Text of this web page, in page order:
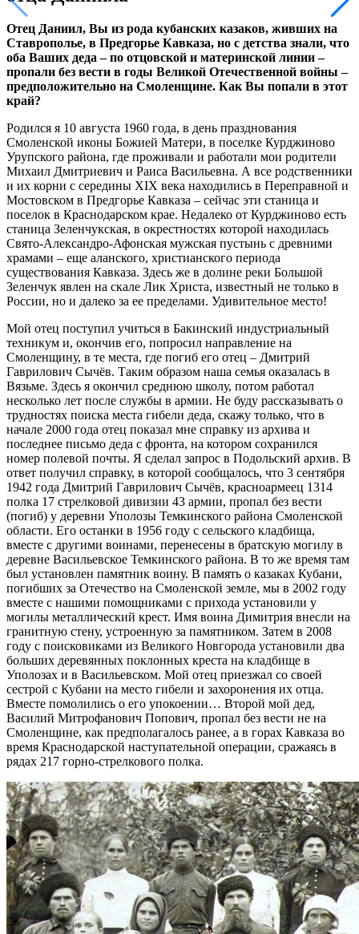
Отец Даниил, Вы из рода кубанских казаков, живших на
Ставрополье, в Предгорье Кавказа, но с детства знали, что
оба Ваших деда – по отцовской и материнской линии –
пропали без вести в годы Великой Отечественной войны –
предположительно на Смоленщине. Как Вы попали в этот
край?
Родился я 10 августа 1960 года, в день празднования
Смоленской иконы Божией Матери, в поселке Курджиново
Урупского района, где проживали и работали мои родители
Михаил Дмитриевич и Раиса Васильевна. А все родственники
и их корни с середины XIX века находились в Переправной и
Мостовском в Предгорье Кавказа – сейчас эти станица и
поселок в Краснодарском крае. Недалеко от Курджиново есть
станица Зеленчукская, в окрестностях которой находилась
Свято-Александро-Афонская мужская пустынь с древними
храмами – еще аланского, христианского периода
существования Кавказа. Здесь же в долине реки Большой
Зеленчук явлен на скале Лик Христа, известный не только в
России, но и далеко за ее пределами. Удивительное место!
Мой отец поступил учиться в Бакинский индустриальный
техникум и, окончив его, попросил направление на
Смоленщину, в те места, где погиб его отец – Дмитрий
Гаврилович Сычёв. Таким образом наша семья оказалась в
Вязьме. Здесь я окончил среднюю школу, потом работал
несколько лет после службы в армии. Не буду рассказывать о
трудностях поиска места гибели деда, скажу только, что в
начале 2000 года отец показал мне справку из архива и
последнее письмо деда с фронта, на котором сохранился
номер полевой почты. Я сделал запрос в Подольский архив. В
ответ получил справку, в которой сообщалось, что 3 сентября
1942 года Дмитрий Гаврилович Сычёв, красноармеец 1314
полка 17 стрелковой дивизии 43 армии, пропал без вести
(погиб) у деревни Уполозы Темкинского района Смоленской
области. Его останки в 1956 году с сельского кладбища,
вместе с другими воинами, перенесены в братскую могилу в
деревне Васильевское Темкинского района. В то же время там
был установлен памятник воину. В память о казаках Кубани,
погибших за Отечество на Смоленской земле, мы в 2002 году
вместе с нашими помощниками с прихода установили у
могилы металлический крест. Имя воина Димитрия внесли на
гранитную стену, устроенную за памятником. Затем в 2008
году с поисковиками из Великого Новгорода установили два
больших деревянных поклонных креста на кладбище в
Уполозах и в Васильевском. Мой отец приезжал со своей
сестрой с Кубани на место гибели и захоронения их отца.
Вместе помолились о его упокоении… Второй мой дед,
Василий Митрофанович Попович, пропал без вести не на
Смоленщине, как предполагалось ранее, а в горах Кавказа во
время Краснодарской наступательной операции, сражаясь в
рядах 217 горно-стрелкового полка.